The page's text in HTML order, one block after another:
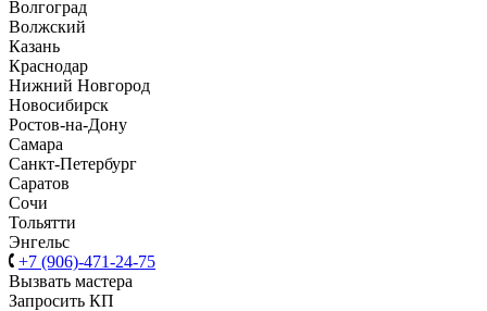
Волгоград
Волжский
Казань
Краснодар
Нижний Новгород
Новосибирск
Ростов-на-Дону
Самара
Санкт-Петербург
Саратов
Сочи
Тольятти
Энгельс
+7 (906)-471-24-75
Вызвать мастера
Запросить КП